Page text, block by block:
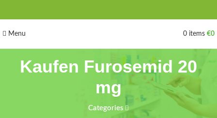
Menu 0 items €0
Kaufen Furosemid 20
mg
Categories